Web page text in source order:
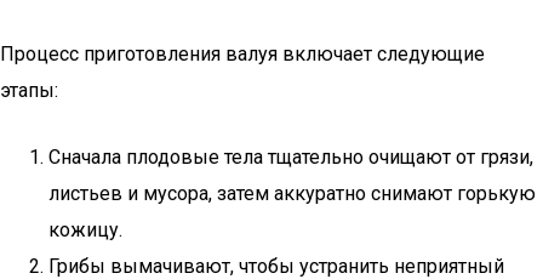
Процесс приготовления валуя включает следующие
этапы:
Сначала плодовые тела тщательно очищают от грязи,
листьев и мусора, затем аккуратно снимают горькую
кожицу.
Грибы вымачивают, чтобы устранить неприятный